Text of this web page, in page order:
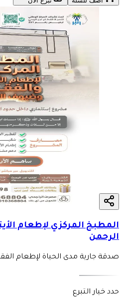
المطبخ المركزي لإطعام
الرحمن
صدقة جارية مدى الحياة لإطعام
حدد خيار التبرع